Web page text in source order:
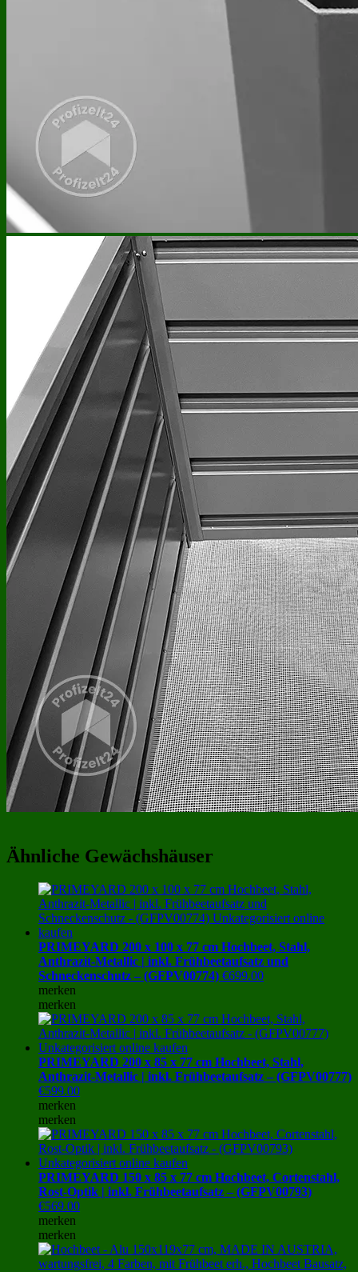
Ähnliche Gewächshäuser
PRIMEYARD 200 x 100 x 77 cm Hochbeet, Stahl,
Anthrazit-Metallic | inkl. Frühbeetaufsatz und
Schneckenschutz – (GFPV00774) €699.00
merken
merken
PRIMEYARD 200 x 85 x 77 cm Hochbeet, Stahl,
Anthrazit-Metallic | inkl. Frühbeetaufsatz – (GFPV00777)
€599.00
merken
merken
PRIMEYARD 150 x 85 x 77 cm Hochbeet, Cortenstahl,
Rost-Optik | inkl. Frühbeetaufsatz – (GFPV00793)
€569.00
merken
merken